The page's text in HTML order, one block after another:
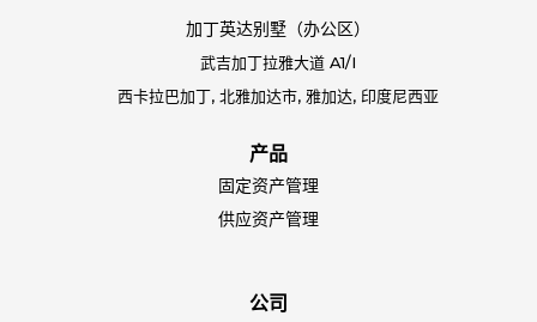
加丁英达别墅（办公区）
武吉加丁拉雅大道 A1/I
西卡拉巴加丁, 北雅加达市, 雅加达, 印度尼西亚
产品
固定资产管理
供应资产管理
公司